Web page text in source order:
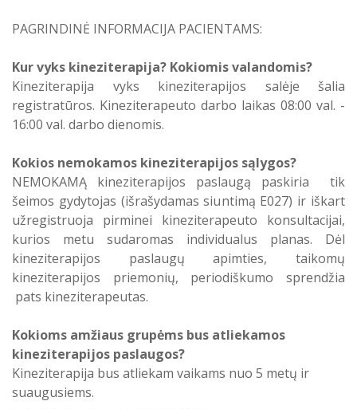
Profilaktinio (ikigydytojinio) kabineto
darbo laikas ir funkcijos Druskininkų
Atostogaujantys ir sergantys
darbuotojai
PAGRINDINĖ INFORMACIJA PACIENTAMS:
Kur vyks kineziterapija? Kokiomis valandomis?
Kineziterapija vyks kineziterapijos salėje šalia
registratūros. Kineziterapeuto darbo laikas 08:00 val. -
16:00 val. darbo dienomis.
Kokios nemokamos kineziterapijos sąlygos?
NEMOKAMĄ kineziterapijos paslaugą paskiria tik
šeimos gydytojas (išrašydamas siuntimą E027) ir iškart
užregistruoja pirminei kineziterapeuto konsultacijai,
kurios metu sudaromas individualus planas. Dėl
kineziterapijos paslaugų apimties, taikomų
kineziterapijos priemonių, periodiškumo sprendžia
pats kineziterapeutas.
Kokioms amžiaus grupėms bus atliekamos
kineziterapijos paslaugos?
Kineziterapija bus atliekam vaikams nuo 5 metų ir
suaugusiems.